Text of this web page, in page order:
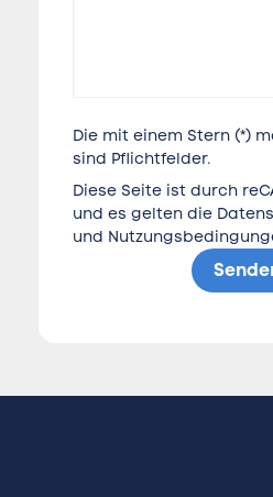
Die mit einem Stern (*)
sind Pflichtfelder.
Diese Seite ist durch
und es gelten die
und